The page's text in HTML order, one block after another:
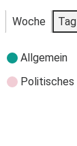
Woche Tag
Allgemein
Politisches